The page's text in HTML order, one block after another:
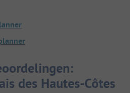
des Hautes-Côtes